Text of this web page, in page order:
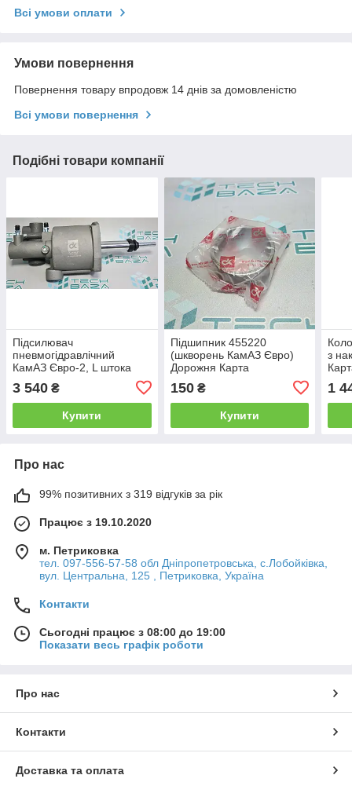
Всі умови оплати
Умови повернення
Повернення товару впродовж 14 днів за домовленістю
Всі умови повернення
Подібні товари компанії
Підсилювач
пневмогідравлічний
КамАЗ Євро-2, L штока
11.1602410-40
3 540 ₴
Купити
Підшипник 455220
(шкворень КамАЗ Євро)
Дорожня Карта
150₴
Купити
з
1
Про нас
99% позитивних з 319 відгуків за рік
Працює з 19.10.2020
м. Петриковка
тел. 097-556-57-58 обл Дніпропетровська, с.Лобойківка,
вул. Центральна, 125 , Петриковка, Україна
Контакти
Сьогодні працює з 08:00 до 19:00
Показати весь графік роботи
Про нас
Контакти
Доставка та оплата